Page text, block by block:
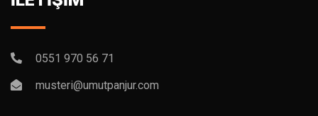
0551 970 56 71
musteri@umutpanjur.com